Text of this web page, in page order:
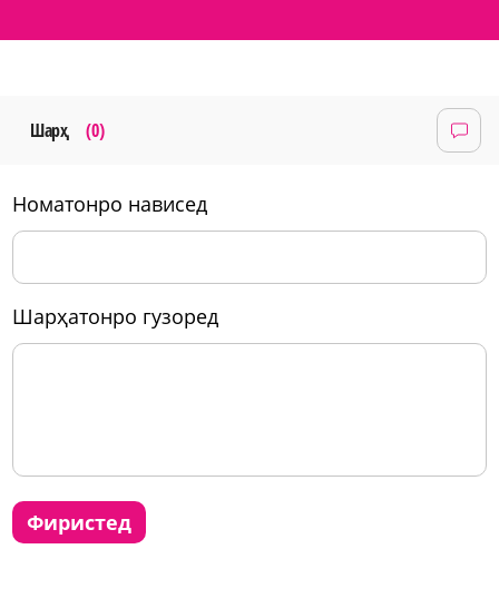
Шарҳ (0)
номатонро нависед
шарҳатонро гузоред
фиристед